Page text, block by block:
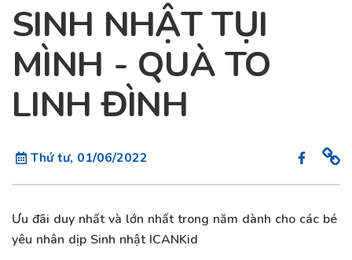
SINH NHẬT TỤI
MÌNH - QUÀ TO
LINH ĐÌNH
Thứ tư, 01/06/2022
Ưu đãi duy nhất và lớn nhất trong năm dành cho các bé
yêu nhân dịp Sinh nhật ICANKid